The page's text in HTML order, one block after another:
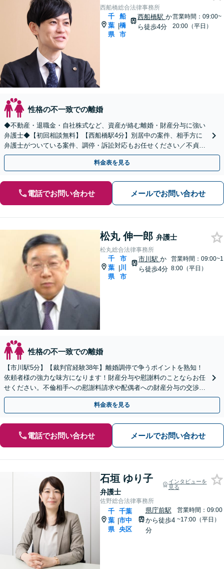
西船橋総合法律事務所
千
葉
県
|
船
橋
市
西船橋駅 か
ら徒歩4分
営業時間：09:00~
20:00（平日）
性格の不一致での離婚
◆不動産・退職金・自社株式など、資産が絡む離婚・財産分与に強い
弁護士◆【初回相談無料】【西船橋駅4分】別居中の案件、相手方に
弁護士がついている案件、調停・訴訟対応もお任せください／不貞慰
謝料の被請求側＜着手金無料＞【夜間・土日相談◎】
料金表を見る
電話でお問い合わせ メールでお問い合わせ
松丸 伸一郎 弁護士
松丸総合法律事務所
千
葉
県
|
市
川
市
市川駅 か
ら徒歩4分
営業時間：09:00~1
8:00（平日）
性格の不一致での離婚
【市川駅5分】【裁判官経験38年】離婚調停で争うポイントを熟知！
依頼者様の強力な味方になります！財産分与や慰謝料のことならお任
せください。不倫相手への慰謝料請求や配偶者への財産分与の交渉も
対応できます。【初回面談無料】【夜間・休日対応可】
料金表を見る
電話でお問い合わせ メールでお問い合わせ
石垣 ゆり子
弁護士
インタビューを
見る
佐野総合法律事務所
千
葉
県
|
千葉
市中
央区
県庁前駅
から徒歩4
分
営業時間：09:00
~17:00（平日）